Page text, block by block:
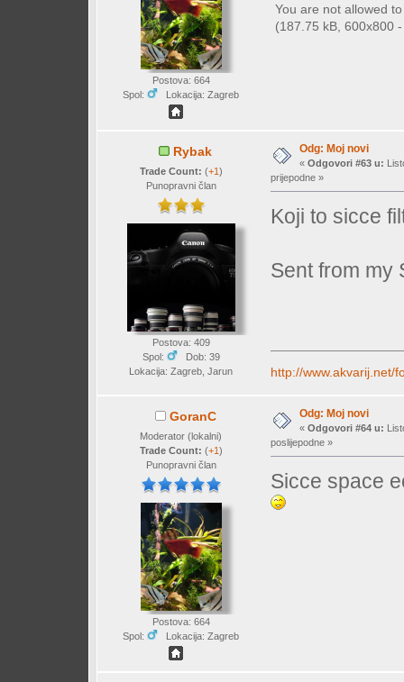
Postova: 664
Spol:
Lokacija: Zagreb
You are not allowed
(187.75 kB, 600x800
Rybak
Trade Count: (+1)
Punopravni član
Postova: 409
Spol:
Dob: 39
Lokacija: Zagreb, Jarun
Odg: Moj novi
« Odgovori #63 u:
prijepodne »
Koji to sicce
Sent from my
http://www.akvarij.net/
GoranC
Moderator (lokalni)
Trade Count: (+1)
Punopravni član
Postova: 664
Spol:
Lokacija: Zagreb
Odg: Moj novi
« Odgovori #64 u:
poslijepodne »
Sicce space